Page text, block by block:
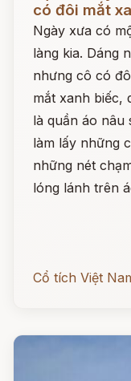
có đôi mắt
Ngày xưa có
làng kia. Dáng
nhưng cô có
mắt xanh biếc,
là quần áo nâu
làm lấy những
những nét
lóng lánh trên
Cổ tích Việt